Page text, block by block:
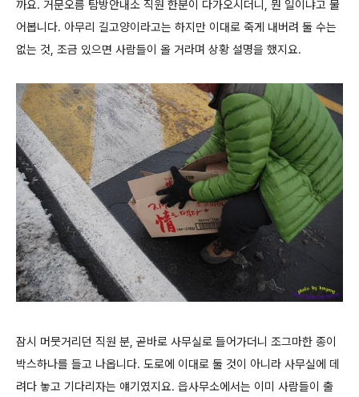
까요. 거문오름 탐방안내소 직원 한분이 다가오시더니, 뭔 일이냐고 물
어봅니다. 아무리 길고양이라고는 하지만 이대로 죽게 내버려 둘 수는
없는 것, 조금 있으면 사람들이 올 거라며 상황 설명을 했지요.
잠시 머뭇거리던 직원 분, 곧바로 사무실로 들어가더니 조그마한 종이
박스하나를 들고 나옵니다. 도로에 이대로 둘 것이 아니라 사무실에 데
려다 놓고 기다리자는 얘기였지요. 읍사무소에서는 이미 사람들이 출